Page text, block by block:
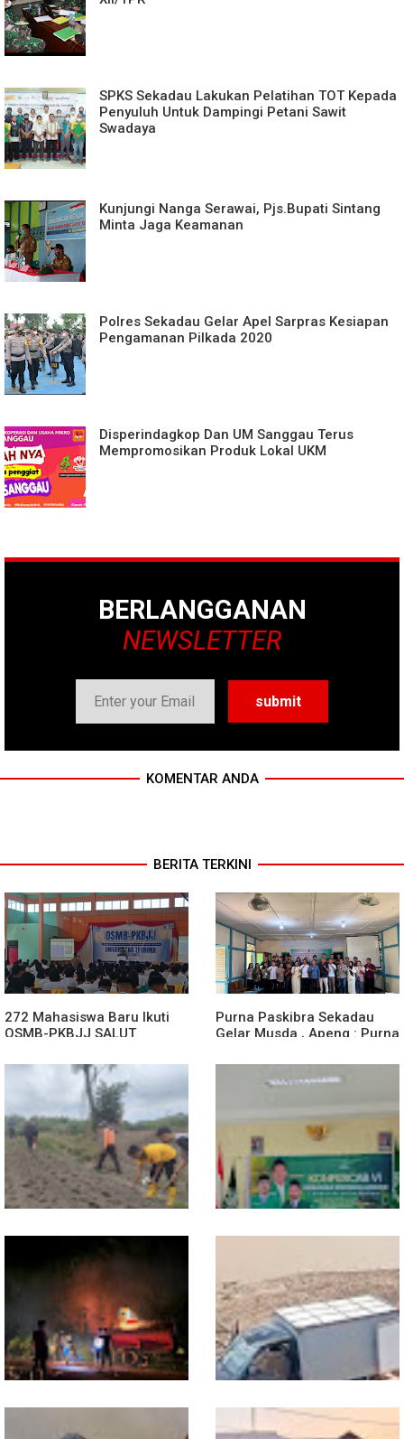
SPKS Sekadau Lakukan Pelatihan TOT Kepada
Penyuluh Untuk Dampingi Petani Sawit
Swadaya
Kunjungi Nanga Serawai, Pjs.Bupati Sintang
Minta Jaga Keamanan
Polres Sekadau Gelar Apel Sarpras Kesiapan
Pengamanan Pilkada 2020
Disperindagkop Dan UM Sanggau Terus
Mempromosikan Produk Lokal UKM
BERLANGGANAN
NEWSLETTER
KOMENTAR ANDA
BERITA TERKINI
272 Mahasiswa Baru Ikuti
OSMB-PKBJJ SALUT
Purna Paskibra Sekadau
Gelar Musda , Apeng : Purna
Agen Terdepan Menjaga
Persatuan Dan Kesatuan
Dukung Swasembada
Pangan, Polsek Entikong
Tanam dan Rawat Jagung
Hibrida di Demplot Entikong
Tapang
Sekwil GP Ansor Kalbar
Hadiri Konfercab Sanggau:
Kader Harus Militan dan
Bermanfaat